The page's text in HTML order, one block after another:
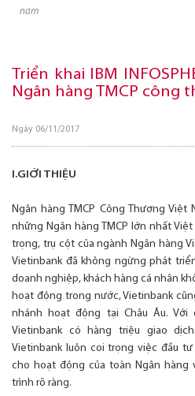
nam
Triển khai IBM
Ngân hàng TMCP công
Ngày 06/11/2017
I.GIỚI THIỆU
Ngân hàng TMCP Công Thương
những Ngân hàng TMCP lớn nhất
trọng, trụ cột của ngành Ngân hàng
Vietinbank đã không ngừng phát
doanh nghiệp, khách hàng cá nhân
hoạt động trong nước, Vietinbank
nhánh hoạt động tại Châu Âu.
Vietinbank có hàng triệu giao
Vietinbank luôn coi trọng việc đầu
cho hoạt động của toàn Ngân
trình rõ ràng.
DỊCH VỤ
CƠ HỘI NGHỀ NGHIỆP